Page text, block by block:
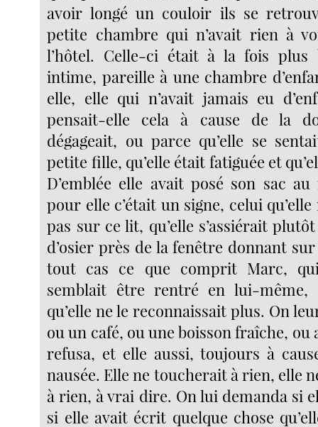
avoir longé un couloir ils se
petite chambre qui n’avait rien à
l’hôtel. Celle-ci était à la fois plus
intime, pareille à une chambre
elle, elle qui n’avait jamais eu
pensait-elle cela à cause de la
dégageait, ou parce qu’elle se
petite fille, qu’elle était fatiguée et
D’emblée elle avait posé son sac
pour elle c’était un signe, celui
pas sur ce lit, qu’elle s’assiérait
d’osier près de la fenêtre donnant sur
tout cas ce que comprit Marc,
semblait être rentré en lui-même,
qu’elle ne le reconnaissait plus. On
ou un café, ou une boisson fraîche, ou
refusa, et elle aussi, toujours à
nausée. Elle ne toucherait à rien, elle
à rien, à vrai dire. On lui demanda si
si elle avait écrit quelque chose